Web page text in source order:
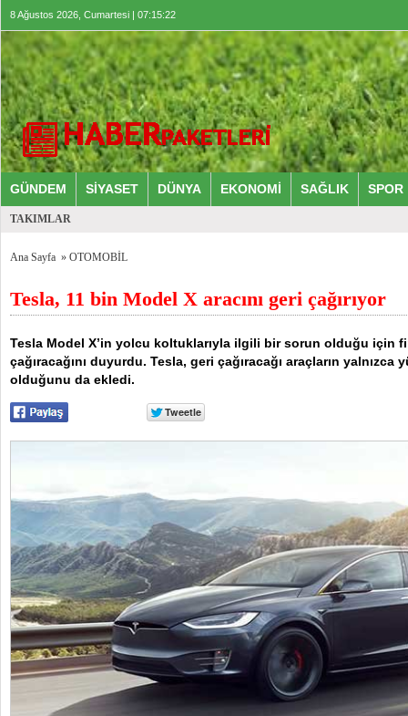
8 Ağustos 2026, Cumartesi | 07:15:22
GÜNDEM SİYASET DÜNYA EKONOMİ SAĞLIK SPOR
TAKIMLAR
Ana Sayfa » OTOMOBİL
Tesla, 11 bin Model X aracını geri çağırıyor
Tesla Model X’in yolcu koltuklarıyla ilgili bir sorun olduğu için
çağıracağını duyurdu. Tesla, geri çağıracağı araçların
olduğunu da ekledi.